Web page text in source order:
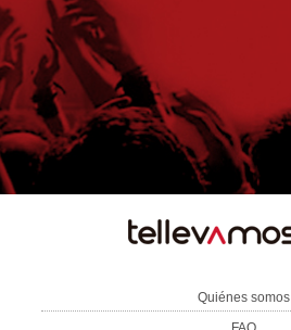
Quiénes somos